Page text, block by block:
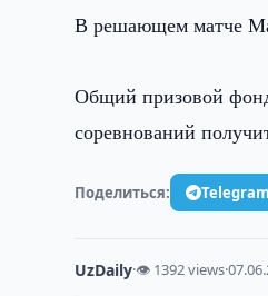
В решающем матче
Общий призовой
соревнований
Поделиться: Telegram
UzDaily·👁 1392 views·